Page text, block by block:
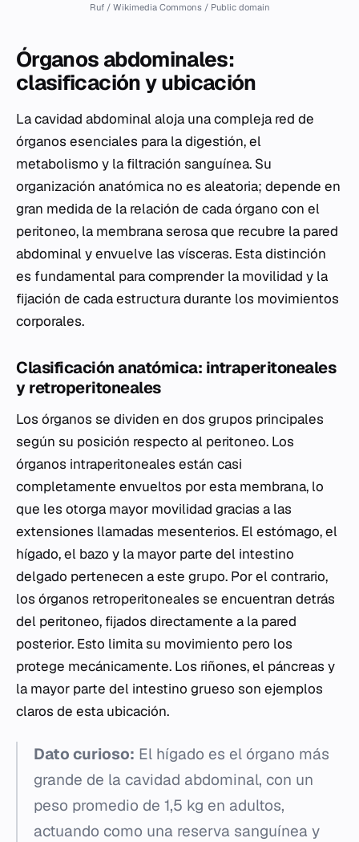
Ruf / Wikimedia Commons / Public domain
Órganos abdominales:
clasificación y ubicación
La cavidad abdominal aloja una compleja red de
órganos esenciales para la digestión, el
metabolismo y la filtración sanguínea. Su
organización anatómica no es aleatoria; depende en
gran medida de la relación de cada órgano con el
peritoneo, la membrana serosa que recubre la pared
abdominal y envuelve las vísceras. Esta distinción
es fundamental para comprender la movilidad y la
fijación de cada estructura durante los movimientos
corporales.
Clasificación anatómica: intraperitoneales
y retroperitoneales
Los órganos se dividen en dos grupos principales
según su posición respecto al peritoneo. Los
órganos intraperitoneales están casi
completamente envueltos por esta membrana, lo
que les otorga mayor movilidad gracias a las
extensiones llamadas mesenterios. El estómago, el
hígado, el bazo y la mayor parte del intestino
delgado pertenecen a este grupo. Por el contrario,
los órganos retroperitoneales se encuentran detrás
del peritoneo, fijados directamente a la pared
posterior. Esto limita su movimiento pero los
protege mecánicamente. Los riñones, el páncreas y
la mayor parte del intestino grueso son ejemplos
claros de esta ubicación.
Dato curioso: El hígado es el órgano más
grande de la cavidad abdominal, con un
peso promedio de 1,5 kg en adultos,
actuando como una reserva sanguínea y